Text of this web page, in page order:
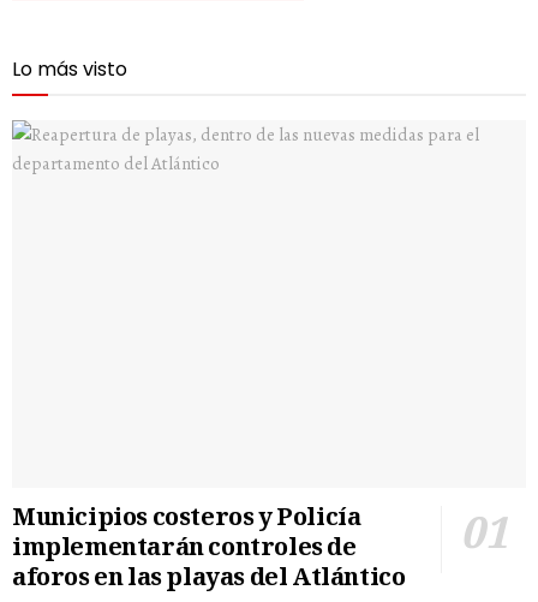
Lo más visto
Municipios costeros y Policía
implementarán controles de
aforos en las playas del Atlántico